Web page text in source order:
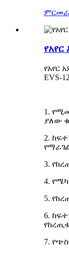
ምርመራ
የአየር
EVS-
1.
ያለው
2.
3.
4.
5.
6.
7.